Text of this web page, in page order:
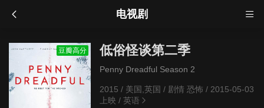
电视剧
豆瓣高分 低俗怪谈第二季
Penny Dreadful Season 2
2015 / 美国,英国 / 剧情 恐怖/ 2015-05-03
上映 / 英语